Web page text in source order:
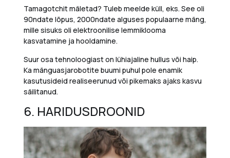
Tamagotchit mäletad? Tuleb meelde küll, eks. See oli
90ndate lõpus, 2000ndate alguses populaarne mäng,
mille sisuks oli elektroonilise lemmiklooma
kasvatamine ja hooldamine.
Suur osa tehnoloogiast on lühiajaline hullus või haip.
Ka mänguasjarobotite buumi puhul pole enamik
kasutusideid realiseerunud või pikemaks ajaks kasvu
säilitanud.
6. HARIDUSDROONID